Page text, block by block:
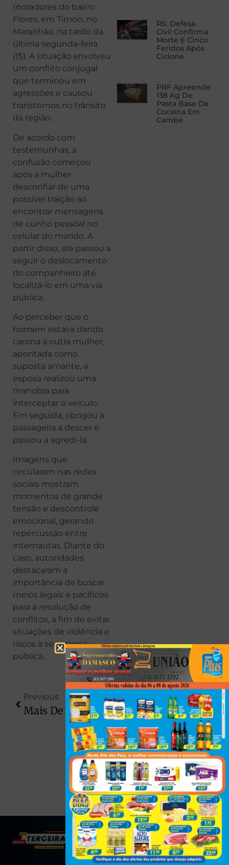
moradores do bairro
Flores, em Timon, no
Maranhão, na tarde da
última segunda-feira
(15). A situação envolveu
um conflito conjugal
que terminou em
agressões e causou
transtornos no trânsito
da região.
De acordo com
testemunhas, a
confusão começou
após a mulher
desconfiar de uma
possível traição ao
encontrar mensagens
de cunho pessoal no
celular do marido. A
partir disso, ela passou a
seguir o deslocamento
do companheiro até
localizá-lo em uma via
pública.
Ao perceber que o
homem estava dando
carona a outra mulher,
apontada como
suposta amante, a
esposa realizou uma
manobra para
interceptar o veículo.
Em seguida, obrigou a
passageira a descer e
passou a agredi-la.
Imagens que
circularam nas redes
sociais mostram
momentos de grande
tensão e descontrole
emocional, gerando
repercussão entre
internautas. Diante do
caso, autoridades
destacaram a
importância de buscar
meios legais e pacíficos
para a resolução de
conflitos, a fim de evitar
situações de violência e
riscos à segurança
pública.
RS: Defesa
Civil Confirma
Morte E Cinco
Feridos Após
Ciclone
PRF Apreende
138 Kg De
Pasta Base De
Cocaína Em
Cambé
Previous
Mais De R$ 149 Milhões Do Nota Paraná Deixaram De Ser Resgatados Em 2025
Next
Quintal É Invadido Por Cobras Após Vendaval No Paraná
(43) 991545950